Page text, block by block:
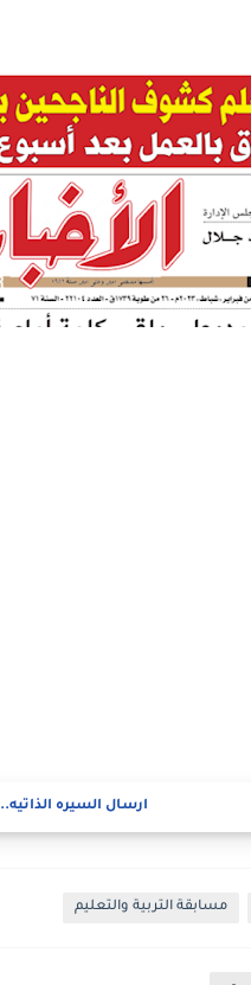
ارسال السيره الذاتيه..
مسابقة التربية والتعليم